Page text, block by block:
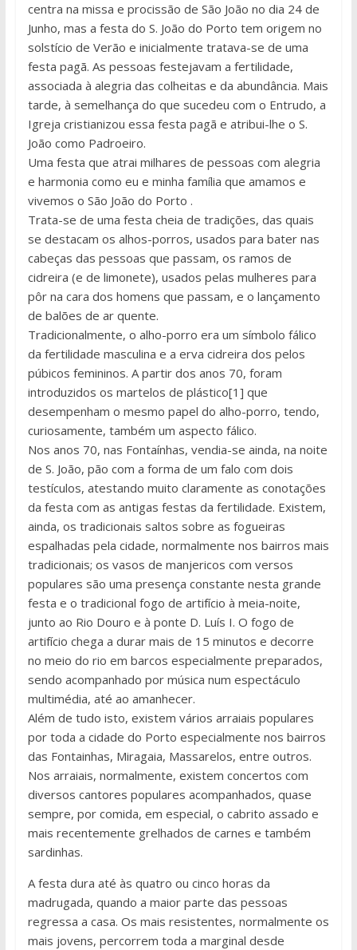
centra na missa e procissão de São João no dia 24 de
Junho, mas a festa do S. João do Porto tem origem no
solstício de Verão e inicialmente tratava-se de uma
festa pagã. As pessoas festejavam a fertilidade,
associada à alegria das colheitas e da abundância. Mais
tarde, à semelhança do que sucedeu com o Entrudo, a
Igreja cristianizou essa festa pagã e atribui-lhe o S.
João como Padroeiro.
Uma festa que atrai milhares de pessoas com alegria
e harmonia como eu e minha família que amamos e
vivemos o São João do Porto .
Trata-se de uma festa cheia de tradições, das quais
se destacam os alhos-porros, usados para bater nas
cabeças das pessoas que passam, os ramos de
cidreira (e de limonete), usados pelas mulheres para
pôr na cara dos homens que passam, e o lançamento
de balões de ar quente.
Tradicionalmente, o alho-porro era um símbolo fálico
da fertilidade masculina e a erva cidreira dos pelos
púbicos femininos. A partir dos anos 70, foram
introduzidos os martelos de plástico[1] que
desempenham o mesmo papel do alho-porro, tendo,
curiosamente, também um aspecto fálico.
Nos anos 70, nas Fontaínhas, vendia-se ainda, na noite
de S. João, pão com a forma de um falo com dois
testículos, atestando muito claramente as conotações
da festa com as antigas festas da fertilidade. Existem,
ainda, os tradicionais saltos sobre as fogueiras
espalhadas pela cidade, normalmente nos bairros mais
tradicionais; os vasos de manjericos com versos
populares são uma presença constante nesta grande
festa e o tradicional fogo de artifício à meia-noite,
junto ao Rio Douro e à ponte D. Luís I. O fogo de
artifício chega a durar mais de 15 minutos e decorre
no meio do rio em barcos especialmente preparados,
sendo acompanhado por música num espectáculo
multimédia, até ao amanhecer.
Além de tudo isto, existem vários arraiais populares
por toda a cidade do Porto especialmente nos bairros
das Fontainhas, Miragaia, Massarelos, entre outros.
Nos arraiais, normalmente, existem concertos com
diversos cantores populares acompanhados, quase
sempre, por comida, em especial, o cabrito assado e
mais recentemente grelhados de carnes e também
sardinhas.
A festa dura até às quatro ou cinco horas da
madrugada, quando a maior parte das pessoas
regressa a casa. Os mais resistentes, normalmente os
mais jovens, percorrem toda a marginal desde